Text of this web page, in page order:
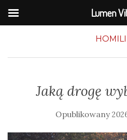
Jaką drogę
Lumen